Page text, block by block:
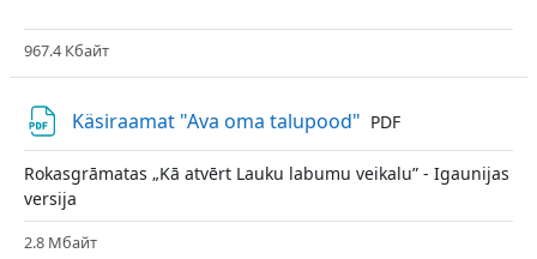
967.4 Кбайт
Käsiraamat "Ava oma talupood" Файл
PDF
Rokasgrāmatas „Kā atvērt Lauku labumu veikalu” - Igaunijas
versija
2.8 Мбайт